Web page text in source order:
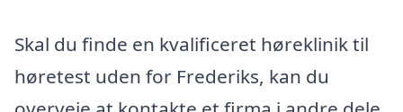
Skal du finde en kvalificeret høreklinik til
høretest uden for Frederiks, kan du